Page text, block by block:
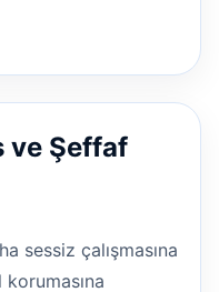
ve Şeffaf
sessiz çalışmasına